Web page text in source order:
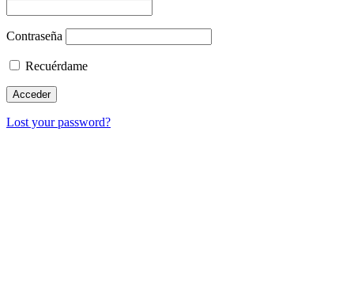
Contraseña
Recuérdame
Lost your password?